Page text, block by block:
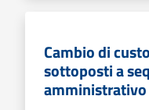
Cambio di
sottoposti a
amministrativo